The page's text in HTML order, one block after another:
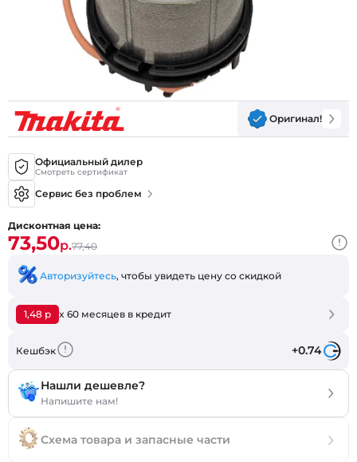
Оригинал!
Официальный дилер
Смотреть сертификат
Сервис без проблем
Дисконтная цена:
73,50р.77,40
Авторизуйтесь, чтобы увидеть цену со скидкой
1,48 р x 60 месяцев в кредит
Кешбэк +0.74
Нашли дешевле?
Напишите нам!
Схема товара и запасные части